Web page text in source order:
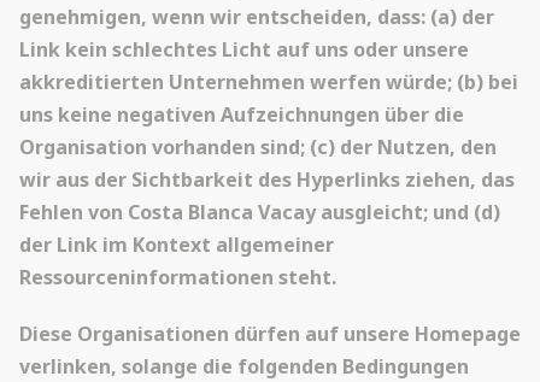
genehmigen, wenn wir entscheiden, dass: (a) der
Link kein schlechtes Licht auf uns oder unsere
akkreditierten Unternehmen werfen würde; (b) bei
uns keine negativen Aufzeichnungen über die
Organisation vorhanden sind; (c) der Nutzen, den
wir aus der Sichtbarkeit des Hyperlinks ziehen, das
Fehlen von Costa Blanca Vacay ausgleicht; und (d)
der Link im Kontext allgemeiner
Ressourceninformationen steht.
Diese Organisationen dürfen auf unsere Homepage
verlinken, solange die folgenden Bedingungen